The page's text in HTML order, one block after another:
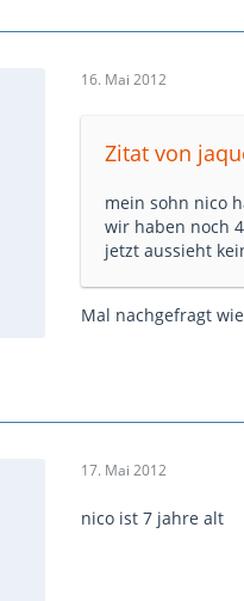
16. Mai 2012
Zitat von
mein sohn nico
wir haben noch
jetzt aussieht
Mal nachgefragt
17. Mai 2012
nico ist 7 jahre alt